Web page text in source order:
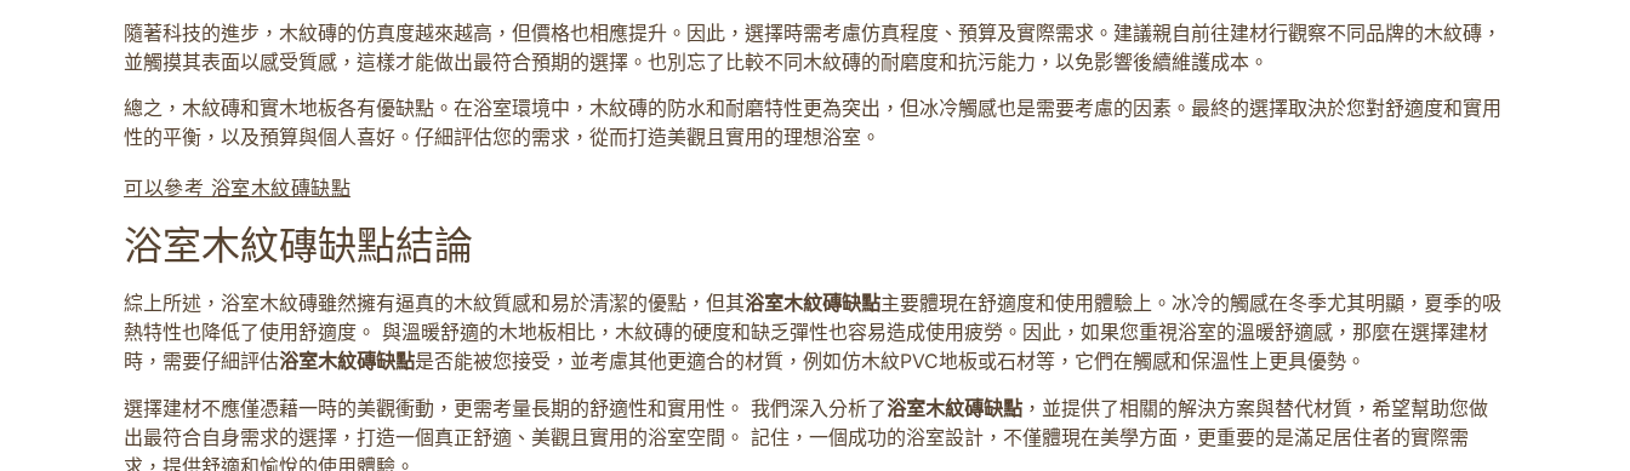
隨著科技的進步，木紋磚的仿真度越來越高，但價格也相應提升。因此，選擇時需考慮仿真程度、預算及實際需求。建議親自前往建材行觀察不同品牌的木紋磚，
並觸摸其表面以感受質感，這樣才能做出最符合預期的選擇。也別忘了比較不同木紋磚的耐磨度和抗污能力，以免影響後續維護成本。
總之，木紋磚和實木地板各有優缺點。在浴室環境中，木紋磚的防水和耐磨特性更為突出，但冰冷觸感也是需要考慮的因素。最終的選擇取決於您對舒適度和實用
性的平衡，以及預算與個人喜好。仔細評估您的需求，從而打造美觀且實用的理想浴室。
可以參考 浴室木紋磚缺點
浴室木紋磚缺點結論
綜上所述，浴室木紋磚雖然擁有逼真的木紋質感和易於清潔的優點，但其浴室木紋磚缺點主要體現在舒適度和使用體驗上。冰冷的觸感在冬季尤其明顯，夏季的吸
熱特性也降低了使用舒適度。 與溫暖舒適的木地板相比，木紋磚的硬度和缺乏彈性也容易造成使用疲勞。因此，如果您重視浴室的溫暖舒適感，那麼在選擇建材
時，需要仔細評估浴室木紋磚缺點是否能被您接受，並考慮其他更適合的材質，例如仿木紋PVC地板或石材等，它們在觸感和保溫性上更具優勢。
選擇建材不應僅憑藉一時的美觀衝動，更需考量長期的舒適性和實用性。 我們深入分析了浴室木紋磚缺點 ，並提供了相關的解決方案與替代材質，希望幫助您做
出最符合自身需求的選擇，打造一個真正舒適、美觀且實用的浴室空間。 記住，一個成功的浴室設計，不僅體現在美學方面，更重要的是滿足居住者的實際需
求，提供舒適和愉悅的使用體驗。